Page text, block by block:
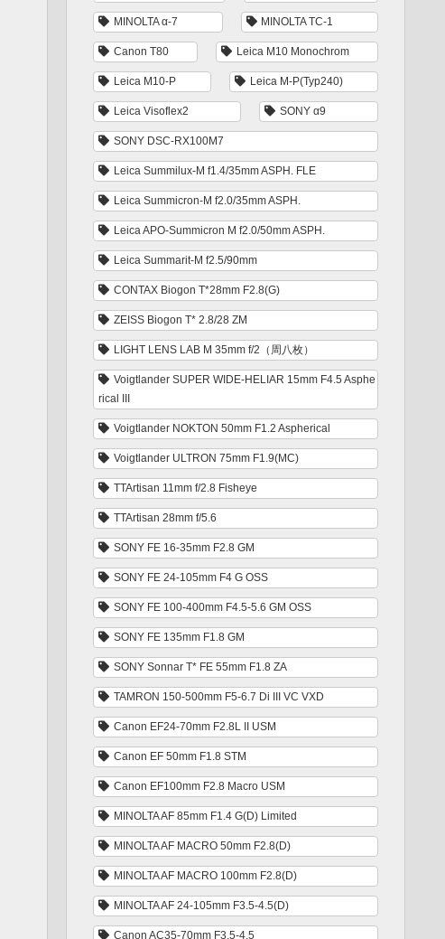
MINOLTA α-7 MINOLTA TC-1
Canon T80 Leica M10 Monochrom
Leica M10-P Leica M-P(Typ240)
Leica Visoflex2 SONY α9
SONY DSC-RX100M7
Leica Summilux-M f1.4/35mm ASPH. FLE
Leica Summicron-M f2.0/35mm ASPH.
Leica APO-Summicron M f2.0/50mm ASPH.
Leica Summarit-M f2.5/90mm
CONTAX Biogon T*28mm F2.8(G)
ZEISS Biogon T* 2.8/28 ZM
LIGHT LENS LAB M 35mm f/2（周八枚）
Voigtlander SUPER WIDE-HELIAR 15mm F4.5 Asphe
rical III
Voigtlander NOKTON 50mm F1.2 Aspherical
Voigtlander ULTRON 75mm F1.9(MC)
TTArtisan 11mm f/2.8 Fisheye
TTArtisan 28mm f/5.6
SONY FE 16-35mm F2.8 GM
SONY FE 24-105mm F4 G OSS
SONY FE 100-400mm F4.5-5.6 GM OSS
SONY FE 135mm F1.8 GM
SONY Sonnar T* FE 55mm F1.8 ZA
TAMRON 150-500mm F5-6.7 Di III VC VXD
Canon EF24-70mm F2.8L II USM
Canon EF 50mm F1.8 STM
Canon EF100mm F2.8 Macro USM
MINOLTA AF 85mm F1.4 G(D) Limited
MINOLTA AF MACRO 50mm F2.8(D)
MINOLTA AF MACRO 100mm F2.8(D)
MINOLTA AF 24-105mm F3.5-4.5(D)
Canon AC35-70mm F3.5-4.5